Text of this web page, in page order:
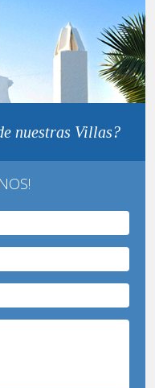
nuestras Villas?